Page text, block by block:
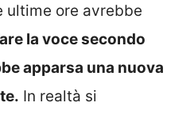
ultime ore avrebbe
la voce secondo
apparsa una nuova
In realtà si